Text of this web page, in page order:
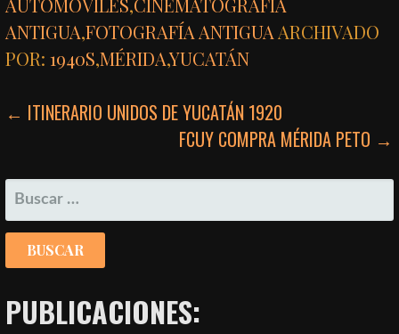
ANTIGUA,FOTOGRAFÍA ANTIGUA ARCHIVADO
POR:1940S,MÉRIDA,YUCATÁN
NAVEGACIÓN
ENTRADAS
← ITINERARIO UNIDOS DE YUCATÁN 1920
FCUY COMPRA MÉRIDA PETO →
BUSCAR:
PUBLICACIONES: